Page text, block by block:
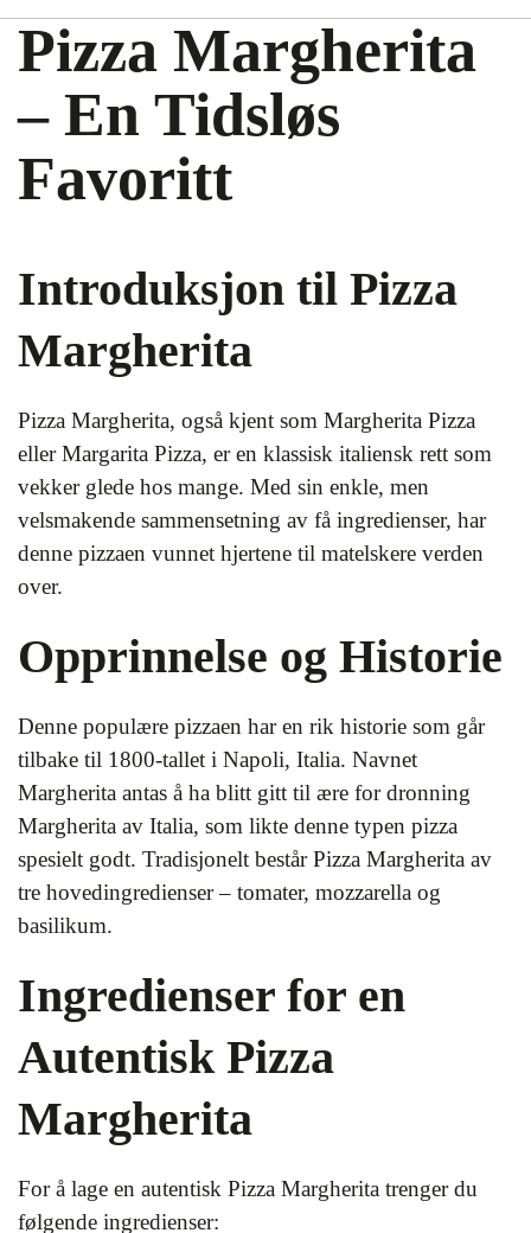
Pizza Margherita
– En Tidsløs
Favoritt
Introduksjon til Pizza
Margherita
Pizza Margherita, også kjent som Margherita Pizza
eller Margarita Pizza, er en klassisk italiensk rett som
vekker glede hos mange. Med sin enkle, men
velsmakende sammensetning av få ingredienser, har
denne pizzaen vunnet hjertene til matelskere verden
over.
Opprinnelse og Historie
Denne populære pizzaen har en rik historie som går
tilbake til 1800-tallet i Napoli, Italia. Navnet
Margherita antas å ha blitt gitt til ære for dronning
Margherita av Italia, som likte denne typen pizza
spesielt godt. Tradisjonelt består Pizza Margherita av
tre hovedingredienser – tomater, mozzarella og
basilikum.
Ingredienser for en
Autentisk Pizza
Margherita
For å lage en autentisk Pizza Margherita trenger du
følgende ingredienser: